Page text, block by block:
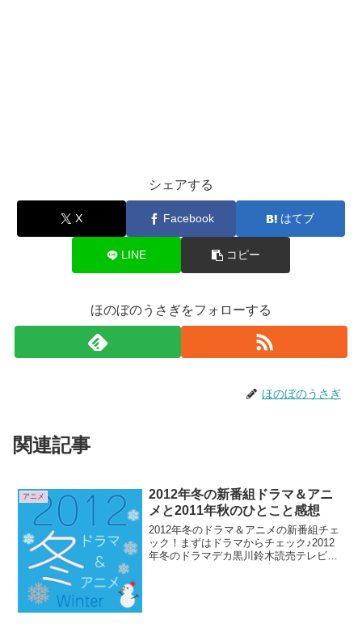
シェアする
X Facebook はてブ
LINE コピー
ほのぼのうさぎをフォローする
ほのぼのうさぎ
関連記事
アニメ
2012年冬の新番組ドラマ＆アニ
メと2011年秋のひとこと感想
2012年冬のドラマ＆アニメの新番組チェ
ック！まずはドラマからチェック♪2012
年冬のドラマデカ黒川鈴木読売テレビ